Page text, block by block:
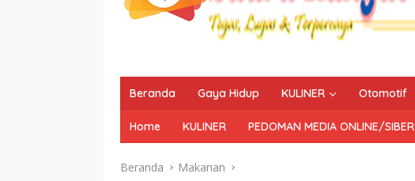
Beranda Gaya Hidup KULINER Otomotif
Home KULINER PEDOMAN MEDIA ONLINE/SIBER
Beranda Makanan